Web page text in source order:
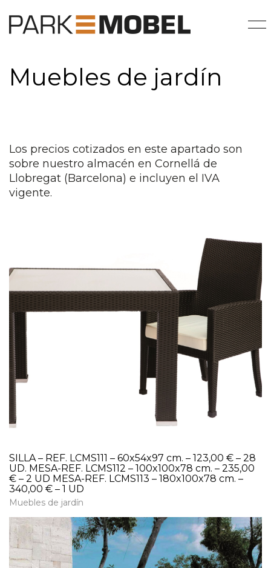
Muebles de jardín
Los precios cotizados en este apartado son
sobre nuestro almacén en Cornellá de
Llobregat (Barcelona) e incluyen el IVA
vigente.
SILLA – REF. LCMS111 – 60x54x97 cm. – 123,00 € – 28
UD. MESA-REF. LCMS112 – 100x100x78 cm. – 235,00
€ – 2 UD MESA-REF. LCMS113 – 180x100x78 cm. –
340,00 € – 1 UD
Muebles de jardín